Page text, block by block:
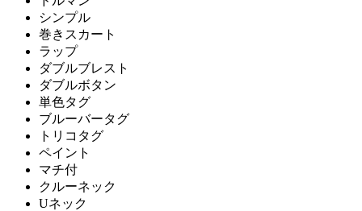
シンプル
巻きスカート
ラップ
ダブルブレスト
ダブルボタン
単色タグ
ブルーバータグ
トリコタグ
ペイント
マチ付
クルーネック
Uネック